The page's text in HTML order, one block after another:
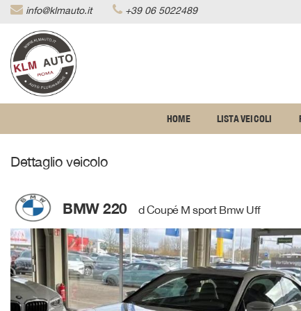
info@klmauto.it +39 06 5022489
HOME LISTA VEICOLI
Dettaglio veicolo
BMW 220 d Coupé M sport Bmw Uff
tue
preferenze
di
consenso
pannello
consente
le
tue
preferenze
di
consenso
alle
tecnologie
di